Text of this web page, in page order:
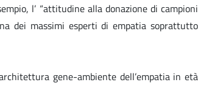
l’ “attitudine alla donazione di campioni
dei massimi esperti di empatia soprattutto
gene-ambiente dell’empatia in età